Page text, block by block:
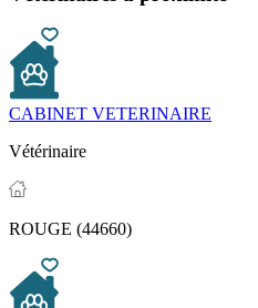
CABINET VETERINAIRE
Vétérinaire
ROUGE (44660)